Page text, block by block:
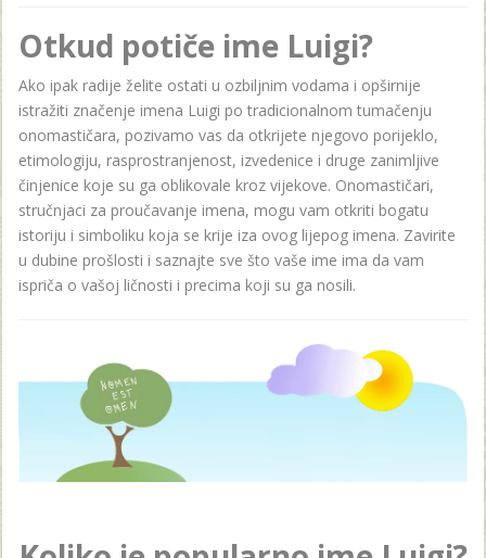
Otkud potiče ime Luigi?
Ako ipak radije želite ostati u ozbiljnim vodama i opširnije
istražiti značenje imena Luigi po tradicionalnom tumačenju
onomastičara, pozivamo vas da otkrijete njegovo porijeklo,
etimologiju, rasprostranjenost, izvedenice i druge zanimljive
činjenice koje su ga oblikovale kroz vijekove. Onomastičari,
stručnjaci za proučavanje imena, mogu vam otkriti bogatu
istoriju i simboliku koja se krije iza ovog lijepog imena. Zavirite
u dubine prošlosti i saznajte sve što vaše ime ima da vam
ispriča o vašoj ličnosti i precima koji su ga nosili.